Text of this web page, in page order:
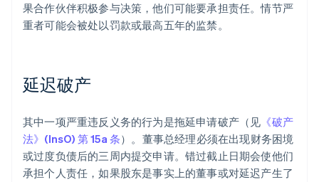
果合作伙伴积极参与决策，他们可能要承担责任。情节严
重者可能会被处以罚款或最高五年的监禁。
延迟破产
其中一项严重违反义务的行为是拖延申请破产（见 《破产
法》(InsO) 第 15a 条）。董事总经理必须在出现财务困境
或过度负债后的三周内提交申请。错过截止日期会使他们
承担个人责任，如果股东是事实上的董事或对延迟产生了